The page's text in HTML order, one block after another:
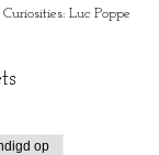
Luc Poppe
op